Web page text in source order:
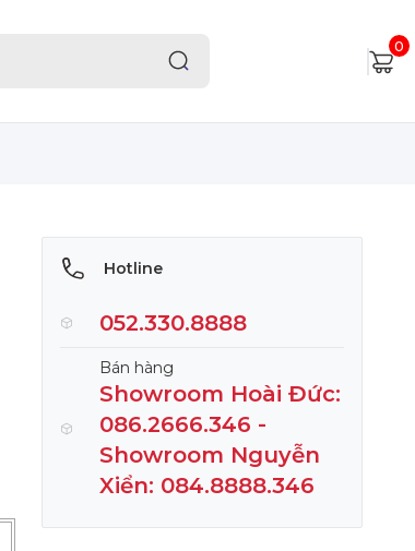
0
Hotline
052.330.8888
Bán hàng
Showroom Hoài Đức:
086.2666.346 -
Showroom Nguyễn
Xiển: 084.8888.346